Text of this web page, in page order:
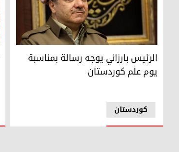
الرئيس مسعود بارزاني
کوردستان
الرئيس بارزاني يوجه رسالة بمناسبة
يوم علم كوردستان